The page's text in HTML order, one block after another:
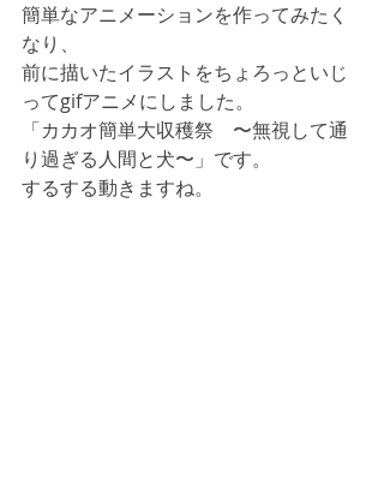
簡単なアニメーションを作ってみたく
なり、
前に描いたイラストをちょろっといじ
ってgifアニメにしました。
「カカオ簡単大収穫祭　〜無視して通
り過ぎる人間と犬〜」です。
するする動きますね。